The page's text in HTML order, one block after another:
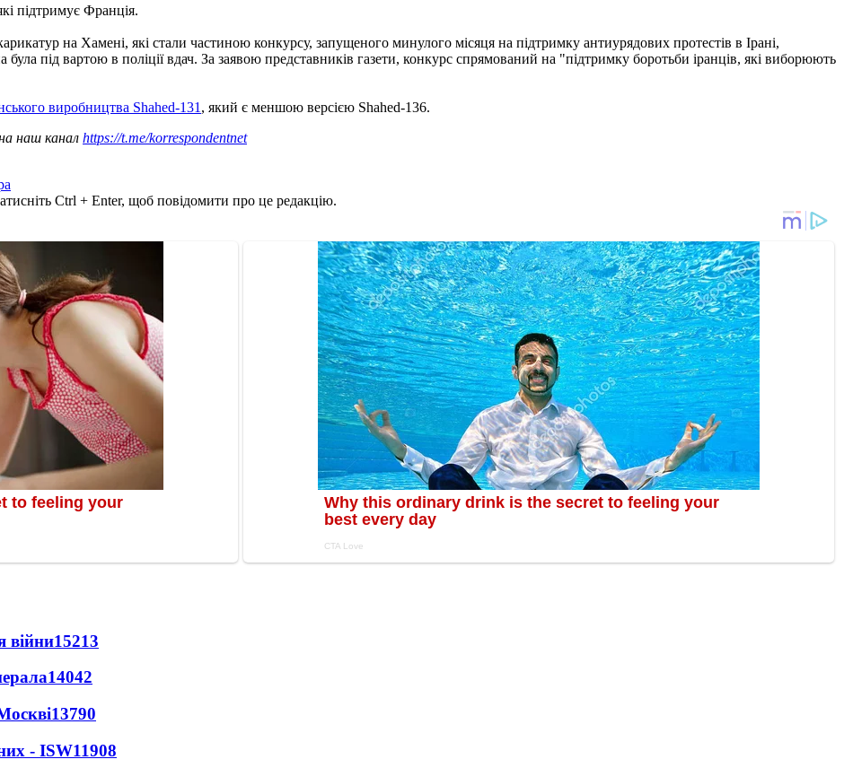
підтримує Франція.
на Хамені, які стали частиною конкурсу, запущеного минулого місяця на підтримку антиурядових протестів в Ірані,
під вартою в поліції вдач. За заявою представників газети, конкурс спрямований на "підтримку боротьби іранців, які виборюють
виробництва Shahed-131 , який є меншою версією Shahed-136.
наш канал https://t.me/korrespondentnet
Ctrl + Enter, щоб повідомити про це редакцію.
війни15213
14042
13790
- ISW11908